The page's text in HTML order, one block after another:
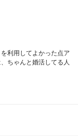
利用してよかった点ア
ちゃんと婚活してる人